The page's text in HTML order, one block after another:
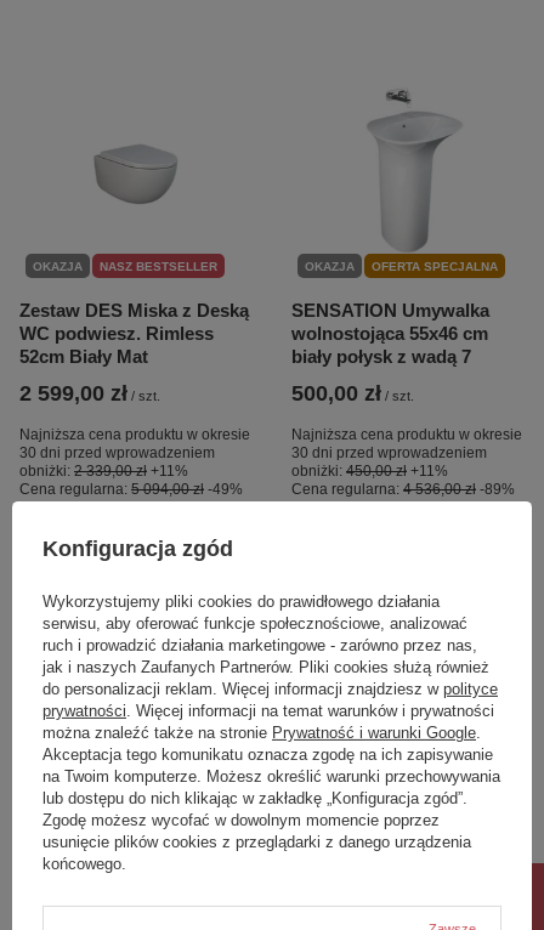
OKAZJA NASZ BESTSELLER
Zestaw DES Miska z Deską
WC podwiesz. Rimless
52cm Biały Mat
2 599,00 zł / szt.
Najniższa cena produktu w okresie
30 dni przed wprowadzeniem
obniżki: 2 339,00 zł +11%
Cena regularna: 5 094,00 zł -49%
OKAZJA OFERTA SPECJALNA
SENSATION Umywalka
wolnostojąca 55x46 cm
biały połysk z wadą 7
500,00 zł / szt.
Najniższa cena produktu w okresie
30 dni przed wprowadzeniem
obniżki: 450,00 zł +11%
Cena regularna: 4 536,00 zł -89%
OKAZJA OFERTA SPECJALNA
SENSATION Umywalka
wolnostojąca 55x46 cm z
otworem biały połysk z
OKAZJA OFERTA SPECJALNA
SENSATION Umywalka
wolnostojąca 55x46 cm z
otworem biały połysk z
Konfiguracja zgód
Wykorzystujemy pliki cookies do prawidłowego działania
serwisu, aby oferować funkcje społecznościowe, analizować
ruch i prowadzić działania marketingowe - zarówno przez nas,
jak i naszych Zaufanych Partnerów. Pliki cookies służą również
do personalizacji reklam. Więcej informacji znajdziesz w polityce
prywatności . Więcej informacji na temat warunków i prywatności
można znaleźć także na stronie Prywatność i warunki Google
Akceptacja tego komunikatu oznacza zgodę na ich zapisywanie
na Twoim komputerze. Możesz określić warunki przechowywania
lub dostępu do nich klikając w zakładkę „Konfiguracja zgód”.
Zgodę możesz wycofać w dowolnym momencie poprzez
usunięcie plików cookies z przeglądarki z danego urządzenia
końcowego.